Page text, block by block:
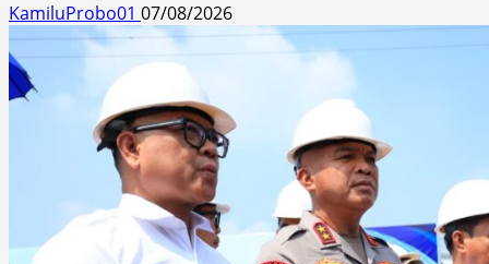
KamiluProbo01 07/08/2026